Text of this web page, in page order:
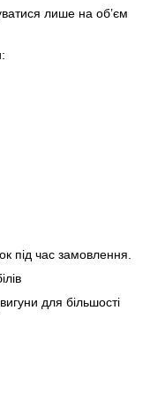
лише на об’єм
під час замовлення.
для більшості